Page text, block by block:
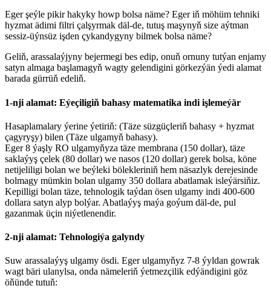
Eger şeýle pikir hakyky howp bolsa näme? Eger iň möhüm tehniki
hyzmat ädimi filtri çalşyrmak däl-de, tutuş maşynyň size aýtman
sessiz-üýnsüz işden çykandygyny bilmek bolsa näme?
Geliň, arassalaýjyny bejermegi bes edip, onuň ornuny tutýan enjamy
satyn almaga başlamagyň wagty gelendigini görkezýän ýedi alamat
barada gürrüň edeliň.
1-nji alamat: Eýeçiligiň bahasy matematika indi işlemeýär
Hasaplamalary ýerine ýetiriň: (Täze süzgüçleriň bahasy + hyzmat
çagyryşy) bilen (Täze ulgamyň bahasy).
Eger 8 ýaşly RO ulgamyňyza täze membrana (150 dollar), täze
saklaýyş çelek (80 dollar) we nasos (120 dollar) gerek bolsa, köne
netijeliligi bolan we beýleki bölekleriniň hem näsazlyk derejesinde
bolmagy mümkin bolan ulgamy 350 dollara abatlamak isleýärsiňiz.
Kepilligi bolan täze, tehnologik taýdan ösen ulgamy indi 400-600
dollara satyn alyp bolýar. Abatlaýyş maýa goýum däl-de, pul
gazanmak üçin niýetlenendir.
2-nji alamat: Tehnologiýa galyndy
Suw arassalaýyş ulgamy ösdi. Eger ulgamyňyz 7-8 ýyldan gowrak
wagt bäri ulanylsa, onda nämeleriň ýetmezçilik edýändigini göz
öňünde tutuň: